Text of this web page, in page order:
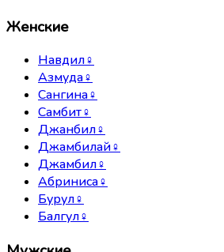
Женские
Навдил♀
Азмуда♀
Сангина♀
Самбит♀
Джанбил♀
Джамбилай♀
Джамбил♀
Абриниса♀
Бурул♀
Балгул♀